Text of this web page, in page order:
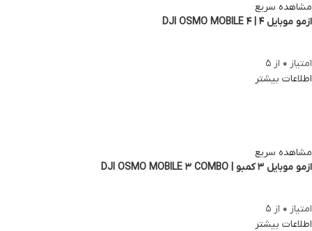
مشاهده سریع
ازمو موبایل 4 | DJI OSMO MOBILE 4
امتیاز 0 از 5
اطلاعات بیشتر
مشاهده سریع
ازمو موبایل 3 کمبو | DJI OSMO MOBILE 3 COMBO
امتیاز 0 از 5
اطلاعات بیشتر